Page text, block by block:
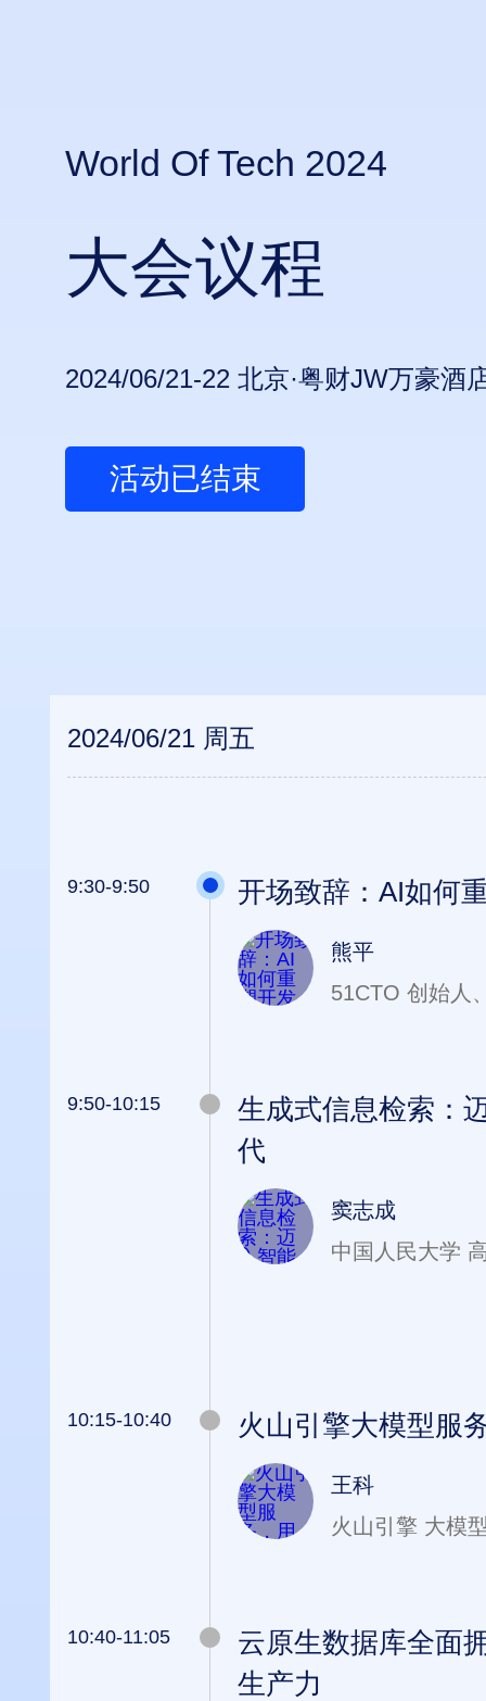
World Of Tech 2024
大会议程
2024/06/21-22 北京·粤财JW万豪酒
活动已结束
2024/06/21 周五
9:30-9:50 开场致辞：AI如何
熊平
51CTO 创始人
9:50-10:15
生成式信息检索：
代
窦志成
中国人民大学
10:15-10:40 火山引擎大模型服
王科
火山引擎 大模
10:40-11:05
云原生数据库全面
生产力